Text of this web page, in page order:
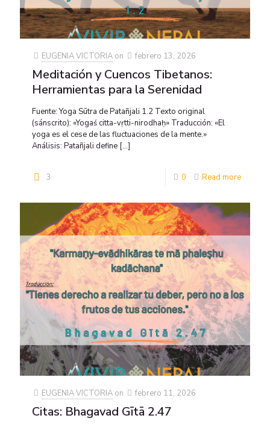
EUGENIA VICTORIA on febrero 13, 2026
Meditación y Cuencos Tibetanos:
Herramientas para la Serenidad
Fuente: Yoga Sūtra de Patañjali 1.2 Texto original
(sánscrito): «Yogaś citta-vṛtti-nirodhaḥ» Traducción: «El
yoga es el cese de las fluctuaciones de la mente.»
Análisis: Patañjali define […]
3 0 Read more
EUGENIA VICTORIA on febrero 11, 2026
Citas: Bhagavad Gītā 2.47